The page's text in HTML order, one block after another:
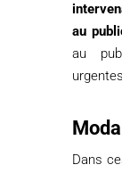
au
au
Dans